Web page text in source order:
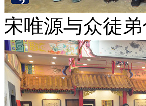
宋唯源与众徒